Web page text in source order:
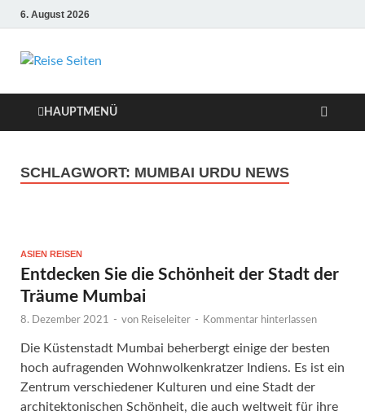
6. August 2026
Die besten Reise-
Webseiten für
Ihre perfekte
Reiseplanung
HAUPTMENÜ
SCHLAGWORT: MUMBAI URDU NEWS
ASIEN REISEN
Entdecken Sie die Schönheit der Stadt der
Träume Mumbai
8. Dezember 2021 - von Reiseleiter - Kommentar hinterlassen
Die Küstenstadt Mumbai beherbergt einige der besten
hoch aufragenden Wohnwolkenkratzer Indiens. Es ist ein
Zentrum verschiedener Kulturen und eine Stadt der
architektonischen Schönheit, die auch weltweit für ihre